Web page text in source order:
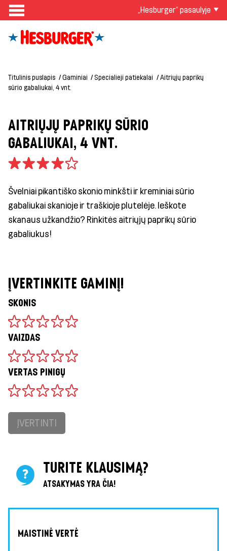
„Hesburger“ pasaulyje
Titulinis puslapis Gaminiai Specialieji patiekalai
Aitriųjų paprikų
sūrio gabaliukai, 4 vnt.
AITRIŲJŲ PAPRIKŲ SŪRIO
GABALIUKAI, 4 VNT.
Švelniai pikantiško skonio minkšti ir kreminiai sūrio
gabaliukai skanioje ir traškioje plutelėje. Ieškote
skanaus užkandžio? Rinkitės aitriųjų paprikų sūrio
gabaliukus!
ĮVERTINKITE GAMINĮ!
SKONIS
VAIZDAS
VERTAS PINIGŲ
ĮVERTINTI
TURITE KLAUSIMĄ?
ATSAKYMAS YRA ČIA!
MAISTINĖ VERTĖ